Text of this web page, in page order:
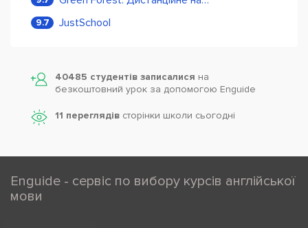
9.7 JustSchool
40485 студентів записалися на
безкоштовний урок за допомогою Enguide
11 переглядів сторінки школи cьогодні
Enguide - сервіс по вибору курсів англійської
мови